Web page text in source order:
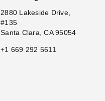
2880 Lakeside Drive,
#135
Santa Clara, CA 95054
+1 669 292 5611